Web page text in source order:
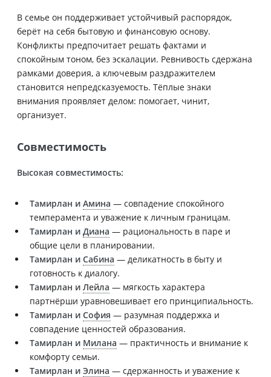
В семье он поддерживает устойчивый распорядок,
берёт на себя бытовую и финансовую основу.
Конфликты предпочитает решать фактами и
спокойным тоном, без эскалации. Ревнивость сдержана
рамками доверия, а ключевым раздражителем
становится непредсказуемость. Тёплые знаки
внимания проявляет делом: помогает, чинит,
организует.
Совместимость
Высокая совместимость:
Тамирлан и Амина — совпадение спокойного
темперамента и уважение к личным границам.
Тамирлан и Диана — рациональность в паре и
общие цели в планировании.
Тамирлан и Сабина — деликатность в быту и
готовность к диалогу.
Тамирлан и Лейла — мягкость характера
партнёрши уравновешивает его принципиальность.
Тамирлан и София — разумная поддержка и
совпадение ценностей образования.
Тамирлан и Милана — практичность и внимание к
комфорту семьи.
Тамирлан и Элина — сдержанность и уважение к